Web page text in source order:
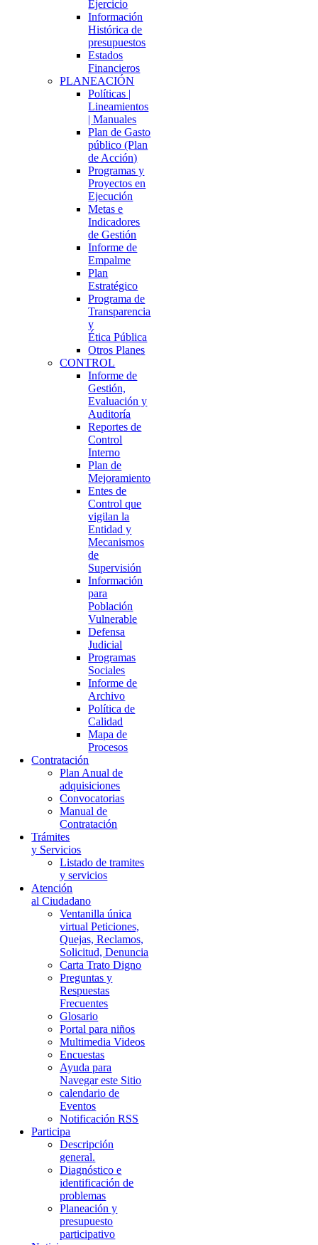
Ejercicio
Información
Histórica de
presupuestos
Estados
Financieros
PLANEACIÓN
Políticas |
Lineamientos
| Manuales
Plan de Gasto
público (Plan
de Acción)
Programas y
Proyectos en
Ejecución
Metas e
Indicadores
de Gestión
Informe de
Empalme
Plan
Estratégico
Programa de
Transparencia
y
Ética Pública
Otros Planes
CONTROL
Informe de
Gestión,
Evaluación y
Auditoría
Reportes de
Control
Interno
Plan de
Mejoramiento
Entes de
Control que
vigilan la
Entidad y
Mecanismos
de
Supervisión
Información
para
Población
Vulnerable
Defensa
Judicial
Programas
Sociales
Informe de
Archivo
Política de
Calidad
Mapa de
Procesos
Contratación
Plan Anual de
adquisiciones
Convocatorias
Manual de
Contratación
Trámites
y Servicios
Listado de tramites
y servicios
Atención
al Ciudadano
Ventanilla única
virtual Peticiones,
Quejas, Reclamos,
Solicitud, Denuncia
Carta Trato Digno
Preguntas y
Respuestas
Frecuentes
Glosario
Portal para niños
Multimedia Videos
Encuestas
Ayuda para
Navegar este Sitio
calendario de
Eventos
Notificación RSS
Participa
Descripción
general.
Diagnóstico e
identificación de
problemas
Planeación y
presupuesto
participativo